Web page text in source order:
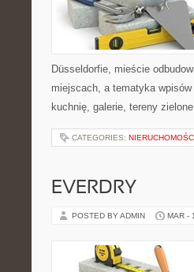
Düsseldorfie, mieście
miejscach, a tematyka
kuchnię, galerie, tereny
CATEGORIES:
EVERDRY
POSTED BY ADMIN MAR -